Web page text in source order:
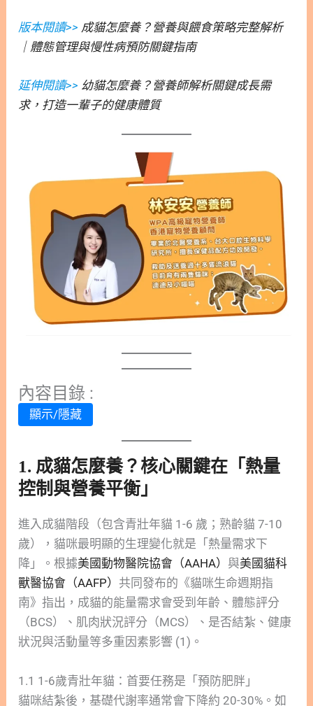
版本閱讀>> 成貓怎麼養？營養與餵食策略完整解析
｜體態管理與慢性病預防關鍵指南
延伸閱讀>> 幼貓怎麼養？營養師解析關鍵成長需
求，打造一輩子的健康體質
內容目錄 :
顯示/隱藏
1. 成貓怎麼養？核心關鍵在「熱量
控制與營養平衡」
進入成貓階段（包含青壯年貓 1-6 歲；熟齡貓 7-10
歲），貓咪最明顯的生理變化就是「熱量需求下
降」。根據美國動物醫院協會（AAHA）與美國貓科
獸醫協會（AAFP） 共同發布的《貓咪生命週期指
南》指出，成貓的能量需求會受到年齡、體態評分
（BCS）、肌肉狀況評分（MCS）、是否結紮、健康
狀況與活動量等多重因素影響 (1)。
1.1 1-6歲青壯年貓：首要任務是「預防肥胖」
貓咪結紮後，基礎代謝率通常會下降約 20-30%。如